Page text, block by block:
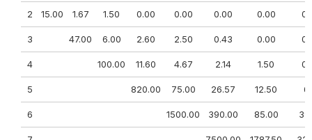
2 15.00 1.67 1.50 0.00 0.00 0.00 0.00
3 47.00 6.00 2.60 2.50 0.43 0.00
4 100.00 11.60 4.67 2.14 1.50
5 820.00 75.00 26.57 12.50
6 1500.00 390.00 85.00